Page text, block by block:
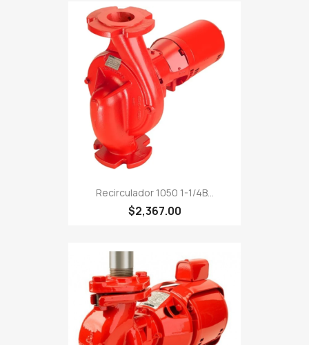
Recirculador 1050 1-1/4B...
$2,367.00